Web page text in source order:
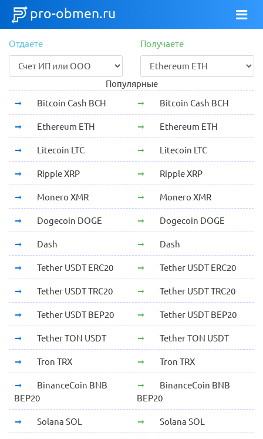
pro-obmen.ru
Отдаете Получаете
Популярные
Bitcoin Cash BCH
Bitcoin Cash BCH
Ethereum ETH Ethereum ETH
Litecoin LTC Litecoin LTC
Ripple XRP Ripple XRP
Monero XMR Monero XMR
Dogecoin DOGE Dogecoin DOGE
Dash Dash
Tether USDT ERC20 Tether USDT ERC20
Tether USDT TRC20 Tether USDT TRC20
Tether USDT BEP20 Tether USDT BEP20
Tether TON USDT Tether TON USDT
Tron TRX Tron TRX
BinanceCoin BNB
BEP20
BinanceCoin BNB
BEP20
Solana SOL Solana SOL